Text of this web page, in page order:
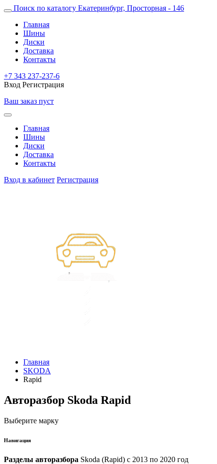
Поиск по каталогу Екатеринбург, Просторная - 146
Главная
Шины
Диски
Доставка
Контакты
+7 343 237-237-6
Вход Регистрация
Ваш заказ пуст
Главная
Шины
Диски
Доставка
Контакты
Вход в кабинет Регистрация
Главная
SKODA
Rapid
Авторазбор Skoda Rapid
Выберите марку
Навигация
Разделы авторазбора Skoda (Rapid) с 2013 по 2020 год